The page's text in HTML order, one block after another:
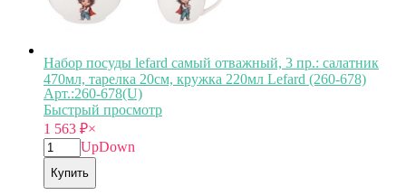
Набор посуды lefard самый отважный, 3 пр.: салатник
470мл, тарелка 20см, кружка 220мл Lefard (260-678)
Арт.:260-678(U)
Быстрый просмотр
1 563 ₽×
UpDown
Купить